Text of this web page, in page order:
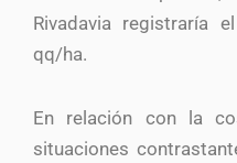
Rivadavia registraría
qq/ha.
En relación con la
situaciones